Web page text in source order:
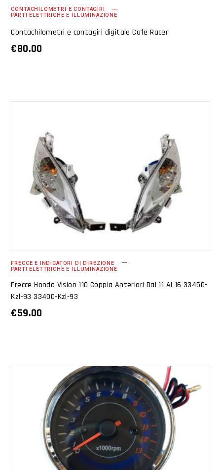
CONTACHILOMETRI E CONTAGIRI
PARTI ELETTRICHE E ILLUMINAZIONE
Contachilometri e contagiri digitale Cafe Racer
€80.00
AGGIUNGI AL CARRELLO
FRECCE E INDICATORI DI DIREZIONE
PARTI ELETTRICHE E ILLUMINAZIONE
Frecce Honda Vision 110 Coppia Anteriori Dal 11 Al 16 33450-
Kzl-93 33400-Kzl-93
€59.00
AGGIUNGI AL CARRELLO